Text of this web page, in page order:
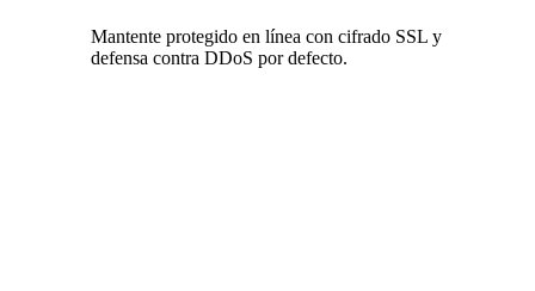
Mantente protegido en línea con cifrado SSL y
defensa contra DDoS por defecto.